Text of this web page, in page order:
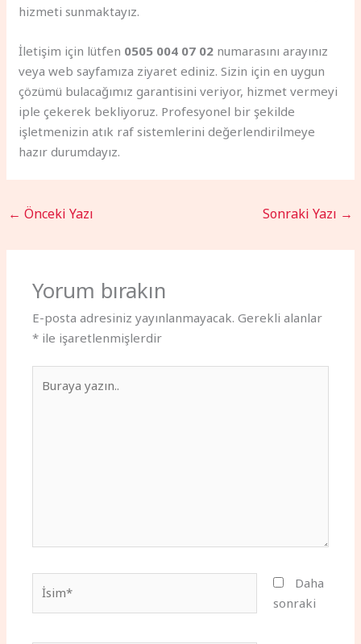
hizmeti sunmaktayız.
İletişim için lütfen 0505 004 07 02 numarasını arayınız
veya web sayfamıza ziyaret ediniz. Sizin için en uygun
çözümü bulacağımız garantisini veriyor, hizmet vermeyi
iple çekerek bekliyoruz. Profesyonel bir şekilde
işletmenizin atık raf sistemlerini değerlendirilmeye
hazır durumdayız.
← Önceki Yazı Sonraki Yazı →
Yorum bırakın
E-posta adresiniz yayınlanmayacak. Gerekli alanlar
* ile işaretlenmişlerdir
yazın..
İsim*
Daha
sonraki